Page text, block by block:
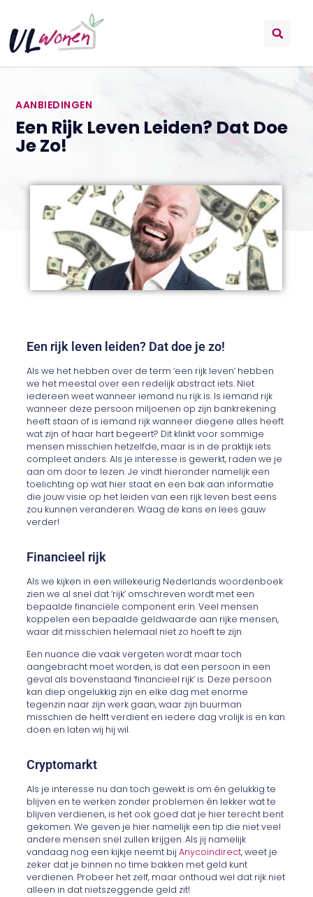
AANBIEDINGEN
Een Rijk Leven Leiden? Dat Doe
Je Zo!
Een rijk leven leiden? Dat doe je zo!
Als we het hebben over de term ‘een rijk leven’ hebben
we het meestal over een redelijk abstract iets. Niet
iedereen weet wanneer iemand nu rijk is. Is iemand rijk
wanneer deze persoon miljoenen op zijn bankrekening
heeft staan of is iemand rijk wanneer diegene alles heeft
wat zijn of haar hart begeert? Dit klinkt voor sommige
mensen misschien hetzelfde, maar is in de praktijk iets
compleet anders. Als je interesse is gewerkt, raden we je
aan om door te lezen. Je vindt hieronder namelijk een
toelichting op wat hier staat en een bak aan informatie
die jouw visie op het leiden van een rijk leven best eens
zou kunnen veranderen. Waag de kans en lees gauw
verder!
Financieel rijk
Als we kijken in een willekeurig Nederlands woordenboek
zien we al snel dat ‘rijk’ omschreven wordt met een
bepaalde financiële component erin. Veel mensen
koppelen een bepaalde geldwaarde aan rijke mensen,
waar dit misschien helemaal niet zo hoeft te zijn.
Een nuance die vaak vergeten wordt maar toch
aangebracht moet worden, is dat een persoon in een
geval als bovenstaand ‘financieel rijk’ is. Deze persoon
kan diep ongelukkig zijn en elke dag met enorme
tegenzin naar zijn werk gaan, waar zijn buurman
misschien de helft verdient en iedere dag vrolijk is en kan
doen en laten wij hij wil.
Cryptomarkt
Als je interesse nu dan toch gewekt is om én gelukkig te
blijven en te werken zonder problemen én lekker wat te
blijven verdienen, is het ook goed dat je hier terecht bent
gekomen. We geven je hier namelijk een tip die niet veel
andere mensen snel zullen krijgen. Als jij namelijk
vandaag nog een kijkje neemt bijAnycoindirect, weet je
zeker dat je binnen no time bakken met geld kunt
verdienen. Probeer het zelf, maar onthoud wel dat rijk niet
alleen in dat nietszeggende geld zit!